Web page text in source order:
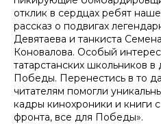
отклик в сердцах ребят
рассказ о подвигах
Девятаева и танкиста Семена
Коновалова. Особый
татарстанских школьников в
Победы. Перенестись в то
читателям помогли
кадры кинохроники и книги
фронта, все для Победы».